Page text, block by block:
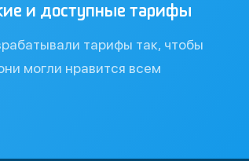
и доступные тарифы
тарифы так, чтобы
могли нравится всем